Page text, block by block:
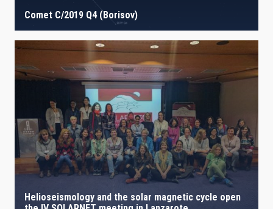
Comet C/2019 Q4 (Borisov)
Helioseismology and the solar magnetic cycle open